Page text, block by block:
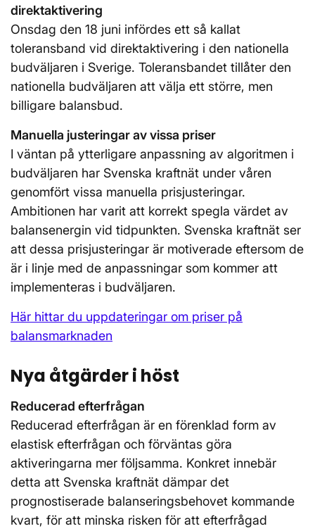
direktaktivering
Onsdag den 18 juni infördes ett så kallat
toleransband vid direktaktivering i den nationella
budväljaren i Sverige. Toleransbandet tillåter den
nationella budväljaren att välja ett större, men
billigare balansbud.
Manuella justeringar av vissa priser
I väntan på ytterligare anpassning av algoritmen i
budväljaren har Svenska kraftnät under våren
genomfört vissa manuella prisjusteringar.
Ambitionen har varit att korrekt spegla värdet av
balansenergin vid tidpunkten. Svenska kraftnät ser
att dessa prisjusteringar är motiverade eftersom de
är i linje med de anpassningar som kommer att
implementeras i budväljaren.
Här hittar du uppdateringar om priser på
balansmarknaden
Nya åtgärder i höst
Reducerad efterfrågan
Reducerad efterfrågan är en förenklad form av
elastisk efterfrågan och förväntas göra
aktiveringarna mer följsamma. Konkret innebär
detta att Svenska kraftnät dämpar det
prognostiserade balanseringsbehovet kommande
kvart, för att minska risken för att efterfrågad